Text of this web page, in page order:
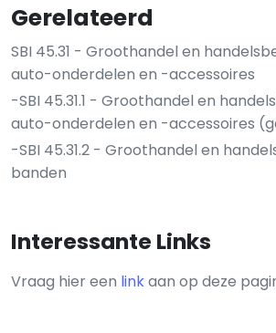
Gerelateerd
SBI 45.31 - Groothandel en
auto-onderdelen en -accessoires
-SBI 45.31.1 - Groothandel en
auto-onderdelen en -accessoires
-SBI 45.31.2 - Groothandel en
banden
Interessante Links
Vraag hier een linkaan op deze